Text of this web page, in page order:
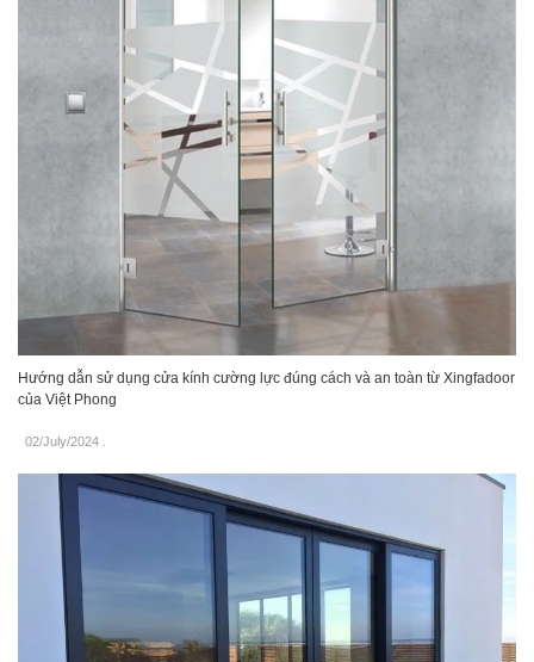
Hướng dẫn sử dụng cửa kính cường lực đúng cách và an toàn từ Xingfadoor
của Việt Phong
02/July/2024